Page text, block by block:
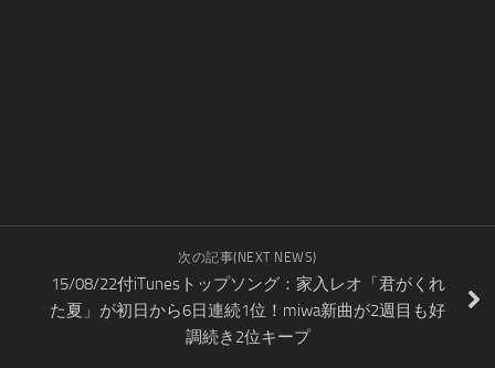
次の記事(NEXT NEWS)
15/08/22付iTunesトップソング：家入レオ「君がくれ
た夏」が初日から6日連続1位！miwa新曲が2週目も好
調続き2位キープ